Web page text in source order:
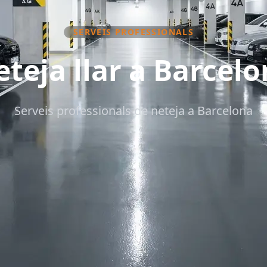
SERVEIS PROFESSIONALS
llar a
Serveis professionals de neteja a Barcelona